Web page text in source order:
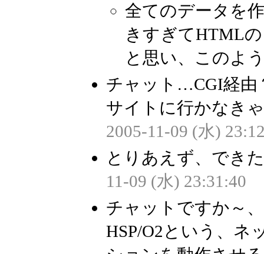
全てのデータを
きすぎてHTML
と思い、このよ
チャット…CGI経由
サイトに行かなき
2005-11-09 (水)
とりあえず、で
11-09 (水) 23:31:40
チャットですか～
HSP/O2という、ネ